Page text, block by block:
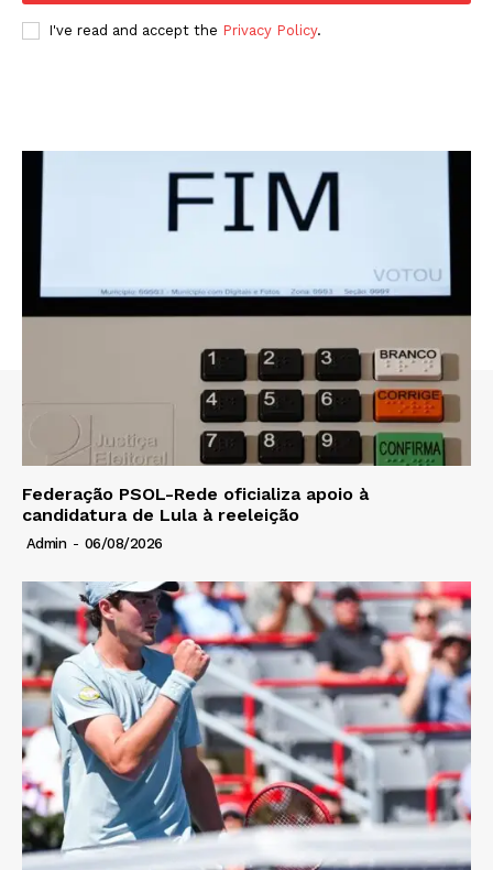
I've read and accept the Privacy Policy.
Federação PSOL-Rede oficializa apoio à
candidatura de Lula à reeleição
Admin - 06/08/2026